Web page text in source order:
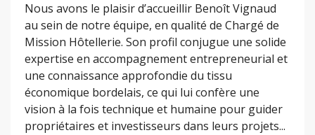
Nous avons le plaisir d’accueillir Benoît Vignaud
au sein de notre équipe, en qualité de Chargé de
Mission Hôtellerie. Son profil conjugue une solide
expertise en accompagnement entrepreneurial et
une connaissance approfondie du tissu
économique bordelais, ce qui lui confère une
vision à la fois technique et humaine pour guider
propriétaires et investisseurs dans leurs projets...